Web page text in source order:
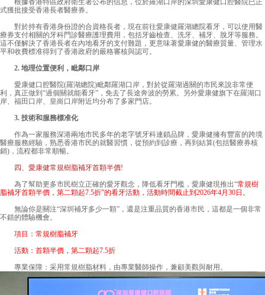
根據香港特區政府衛生署公布的信息，位於羅湖口岸的深圳愛康健口腔醫院已正
式獲批接受香港長者醫療券。
對於持有香港身份證的合資格長者，現在前往愛康健羅湖總院看牙，可以使用醫
療券支付相關的牙科門診醫療護理費用，包括牙齒檢查、洗牙、補牙、脫牙等服務。
這不僅解決了香港長者在內地看牙的支付難題，更意味著愛康健的醫療質量、管理水
平和收費標准得到了香港政府的嚴格審核與認可。
2. 地理位置便利，毗鄰口岸
愛康健口腔醫院(羅湖總院)毗鄰羅湖口岸，對於從羅湖過關的市民來說非常便
利，真正做到“過個關就能看牙”，免去了長途奔波的勞累。另外愛康健旗下在羅湖口
岸、福田口岸、皇崗口岸附近均分布了多家門店。
3. 技術和服務標准化
作為一家服務深港兩地市民多年的老字號牙科連鎖品牌，愛康健擁有豐富的跨境
醫療服務經驗，熟悉香港市民的就醫習慣，從預約到診療，再到結算(包括醫療券核
銷)，流程都非常順暢。
四、愛康健常規樹脂補牙首顆半價!
為了幫助更多市民樹立正確的愛牙觀念，降低看牙門檻，愛康健現推出“常規樹
脂補牙首顆半價，第二顆起7.5折”的看牙活動，活動時間截止到2026年4月30日。
無論你是關注“深圳補牙多少一顆”，還是注重品質的香港市民，這都是一個非常
不錯的體驗機會。
項目：常規樹脂補牙
活動：首顆半價，第二顆起7.5折
專業保障：采用常規樹脂材料，由專業醫師操作，兼顧美觀與耐用。